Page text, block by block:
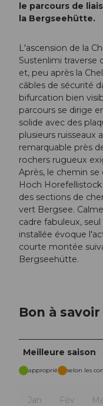
le parcours de
la Bergseehütte.
L'ascension de la
Sustenlimi traverse
et, peu après la
câbles de sécurité
bifurcation bien
parcours se dirige
solide avec des
plusieurs ruisseaux
remarquable près
rochers rugueux
Après, le chemin
Hoch
des sections de
vert Bergsee.
cadre fabuleux,
installée évoque
courte montée
Bergseehütte.
Bon à savoir
Meilleure saison
approprié selon les
Jan Fév